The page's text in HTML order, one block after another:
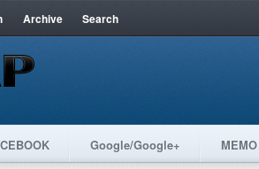
Archive Search
Google/Google+ MEMO